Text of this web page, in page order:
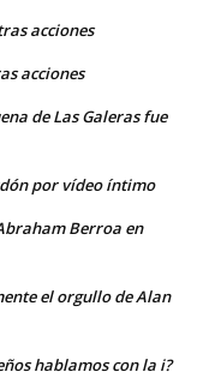
acciones
acciones
de Las Galeras fue
por vídeo íntimo
Berroa en
el orgullo de Alan
hablamos con la i?